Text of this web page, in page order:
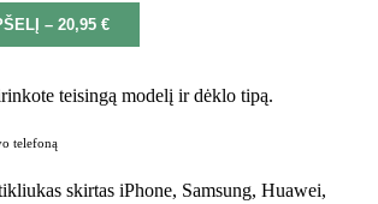
– 20,95 €
teisingą modelį ir dėklo tipą.
telefoną